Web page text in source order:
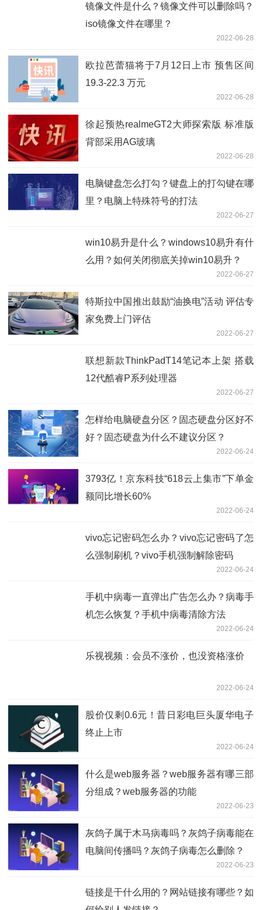
镜像文件是什么？镜像文件可以删除吗？
iso镜像文件在哪里？
2022-06-28
欧拉芭蕾猫将于7月12日上市 预售区间
19.3-22.3 万元
2022-06-28
徐起预热realmeGT2大师探索版 标准版
背部采用AG玻璃
2022-06-28
电脑键盘怎么打勾？键盘上的打勾键在哪
里？电脑上特殊符号的打法
2022-06-27
win10易升是什么？windows10易升有什
么用？如何关闭彻底关掉win10易升？
2022-06-27
特斯拉中国推出鼓励“油换电”活动 评估专
家免费上门评估
2022-06-27
联想新款ThinkPadT14笔记本上架 搭载
12代酷睿P系列处理器
2022-06-27
怎样给电脑硬盘分区？固态硬盘分区好不
好？固态硬盘为什么不建议分区？
2022-06-24
3793亿！京东科技“618云上集市”下单金
额同比增长60%
2022-06-24
vivo忘记密码怎么办？vivo忘记密码了怎
么强制刷机？vivo手机强制解除密码
2022-06-24
手机中病毒一直弹出广告怎么办？病毒手
机怎么恢复？手机中病毒清除方法
2022-06-24
乐视视频：会员不涨价，也没资格涨价
2022-06-24
股价仅剩0.6元！昔日彩电巨头厦华电子
终止上市
2022-06-24
什么是web服务器？web服务器有哪三部
分组成？web服务器的功能
2022-06-23
灰鸽子属于木马病毒吗？灰鸽子病毒能在
电脑间传播吗？灰鸽子病毒怎么删除？
2022-06-23
链接是干什么用的？网站链接有哪些？如